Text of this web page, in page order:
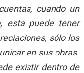
cuando un
esta puede tener
sólo los
en sus obras.
existir dentro de